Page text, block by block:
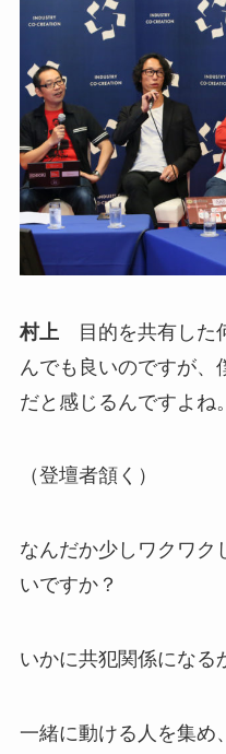
村上 目的を共有した
んでも良いのですが、
だと感じるんですよね。
（登壇者頷く）
なんだか少しワクワク
いですか？
いかに共犯関係になる
一緒に動ける人を集め